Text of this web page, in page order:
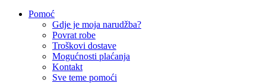
Pomoć
Gdje je moja narudžba?
Povrat robe
Troškovi dostave
Mogućnosti plaćanja
Kontakt
Sve teme pomoći